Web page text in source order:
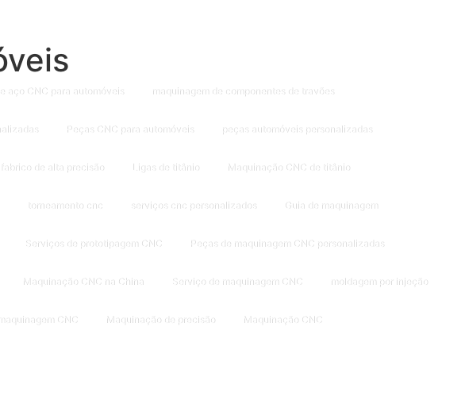
aço CNC para automóveis maquinagem de componentes de travões
Peças CNC para automóveis peças automóveis personalizadas
fabrico de alta precisão Ligas de titânio Maquinação CNC de titânio
torneamento cnc serviços cnc personalizados Guia de maquinagem
Serviços de prototipagem CNC Peças de maquinagem CNC personalizadas
Maquinação CNC na China Serviço de maquinagem CNC moldagem por injeção
CNC Maquinação de precisão Maquinação CNC